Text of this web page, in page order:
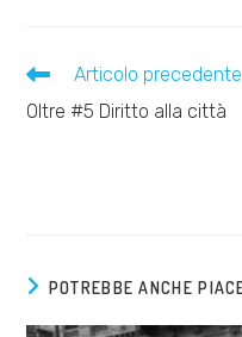
Leggi
articoli
Articolo precedente
Oltre #5 Diritto alla città
POTREBBE ANCHE